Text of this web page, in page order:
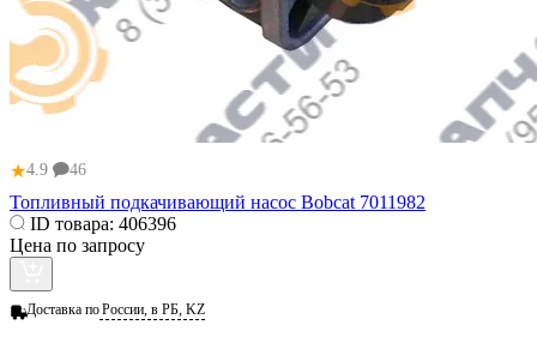
★4.9 46
Топливный подкачивающий насос Bobcat 7011982
ID товара: 406396
Цена по запросу
Доставка поРоссии, в РБ, KZ